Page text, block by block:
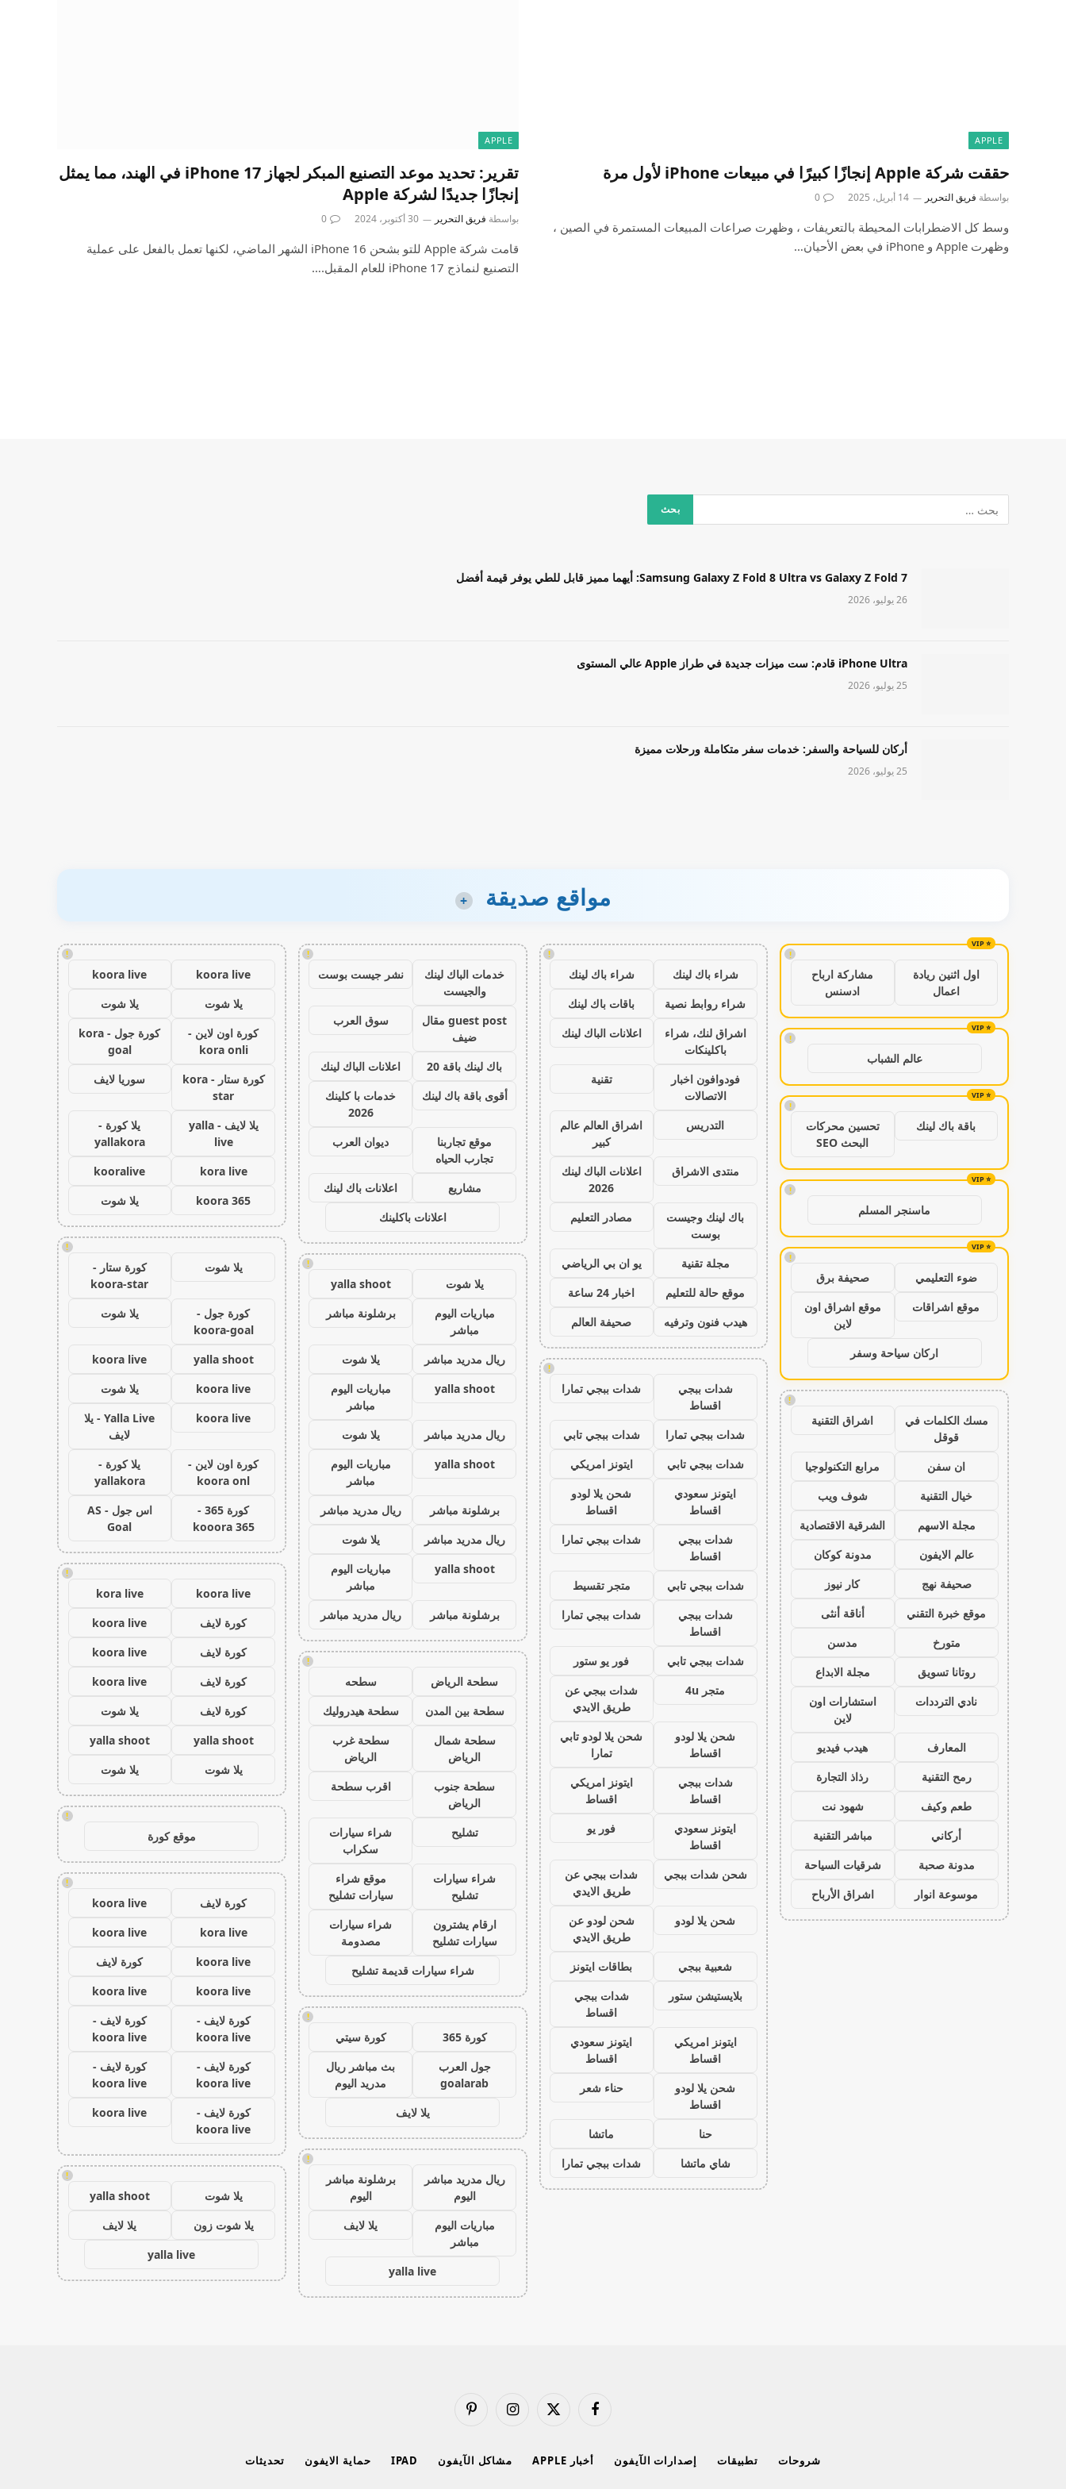
APPLE
حققت شركة Apple إنجازًا كبيرًا في مبيعات iPhone لأول مرة
بواسطة فريق التحرير 14 أبريل، 2025 0
وسط كل الاضطرابات المحيطة بالتعريفات ، وظهرت صراعات المبيعات المستمرة في الصين ،
وظهرت Apple و iPhone في بعض الأحيان…
APPLE
تقرير: تحديد موعد التصنيع المبكر لجهاز iPhone 17 في الهند، مما يمثل
إنجازًا جديدًا لشركة Apple
بواسطة فريق التحرير 30 أكتوبر، 2024 0
قامت شركة Apple للتو بشحن iPhone 16 الشهر الماضي، لكنها تعمل بالفعل على عملية
التصنيع لنماذج iPhone 17 للعام المقبل.…
Samsung Galaxy Z Fold 8 Ultra vs Galaxy Z Fold 7: أيهما مميز قابل للطي يوفر قيمة أفضل
26 يوليو، 2026
iPhone Ultra قادم: ست ميزات جديدة في طراز Apple عالي المستوى
25 يوليو، 2026
أركان للسياحة والسفر: خدمات سفر متكاملة ورحلات مميزة
25 يوليو، 2026
مواقع صديقة +
!
اول اثنين ريادة
اعمال
مشاركة ارباح
ادسنس
!
عالم الشباب
!
باقة باك لينك
تحسين محركات
البحث SEO
!
ماسنجر المسلم
!
ضوء التعليمي
صحيفة برق
موقع اشراقات
موقع اشراق اون
لاين
اركان سياحة وسفر
!
مسك الكلمات في
قوقل
اشراق التقنية
ان سفن
مرابع التكنولوجيا
خيال التقنية
شوف ويب
مجلة الاسهم
الشرقية الاقتصادية
عالم الايفون
مدونة كوكان
صحيفة نهج
كار نيوز
موقع خبرة التقني
أناقة أنثى
متورخ
مدسن
روتانا تسويق
مجلة الابداع
نادي الترددات
استشارات اون
لاين
المعارف
هيدب فيديو
رمح التقنية
رذاذ التجارة
طعم وكيف
شهود نت
أركاني
مباشر التقنية
مدونة صحبة
شرقيات السياحة
موسوعة انوار
اشراق الأرباح
!
شراء باك لينك
شراء باك لينك
شراء روابط نصية
باقات باك لينك
اشراق لنك، شراء
باكلينكات
اعلانات الباك لينك
فودوافون اخبار
الاتصالات
تقنية
التدريس
اشراق العالم عالم
كبير
منتدى الاشراق
اعلانات الباك لينك
2026
باك لينك وجيست
بوست
مصادر التعليم
مجلة تقنية
يو ان بي الرياضي
موقع حالة للتعليم
اخبار 24 ساعة
هيدب فنون وترفيه
صحيفة العالم
!
شدات ببجي
اقساط
شدات ببجي تمارا
شدات ببجي تمارا
شدات ببجي تابي
شدات ببجي تابي
ايتونز امريكي
ايتونز سعودي
اقساط
شحن يلا لودو
اقساط
شدات ببجي
اقساط
شدات ببجي تمارا
شدات ببجي تابي
متجر تقسيط
شدات ببجي
اقساط
شدات ببجي تمارا
شدات ببجي تابي
فور يو ستور
متجر 4u
شدات ببجي عن
طريق الايدي
شحن يلا لودو
اقساط
شحن يلا لودو تابي
تمارا
شدات ببجي
اقساط
ايتونز امريكي
اقساط
ايتونز سعودي
اقساط
فور يو
شحن شدات ببجي
شدات ببجي عن
طريق الايدي
شحن يلا لودو
شحن لودو عن
طريق الايدي
شعبية ببجي
بطاقات ايتونز
بلايستيشن ستور
شدات ببجي
اقساط
ايتونز امريكي
اقساط
ايتونز سعودي
اقساط
شحن يلا لودو
اقساط
حناء شعر
حنا
ماتشا
شاي ماتشا
شدات ببجي تمارا
!
خدمات الباك لينك
والجيست
نشر جيست بوست
guest post مقال
ضيف
سوق العرب
باك لينك باقة 20
اعلانات الباك لينك
أقوى باقة باك لينك
خدمات با كلينك
2026
موقع تجاربنا
تجارب الحياه
ديوان العرب
مشاريع
اعلانات باك لينك
اعلانات باكلينك
!
يلا شوت
yalla shoot
مباريات اليوم
مباشر
برشلونة مباشر
ريال مدريد مباشر
يلا شوت
yalla shoot
مباريات اليوم
مباشر
ريال مدريد مباشر
يلا شوت
yalla shoot
مباريات اليوم
مباشر
برشلونة مباشر
ريال مدريد مباشر
ريال مدريد مباشر
يلا شوت
yalla shoot
مباريات اليوم
مباشر
برشلونة مباشر
ريال مدريد مباشر
!
سطحة الرياض
سطحه
سطحة بين المدن
سطحة هيدروليك
سطحة شمال
الرياض
سطحة غرب
الرياض
سطحة جنوب
الرياض
اقرب سطحة
تشليح
شراء سيارات
سكراب
شراء سيارات
تشليح
موقع شراء
سيارات تشليح
ارقام يشترون
سيارات تشليح
شراء سيارات
مصدومة
شراء سيارات قديمة تشليح
!
كورة 365
كورة سيتي
جول العرب
goalarab
بث مباشر ريال
مدريد اليوم
يلا لايف
!
ريال مدريد مباشر
اليوم
برشلونة مباشر
اليوم
مباريات اليوم
مباشر
يلا لايف
yalla live
!
koora live
koora live
يلا شوت
يلا شوت
كورة اون لاين -
kora onli
كورة جول - kora
goal
كورة ستار - kora
star
سوريا لايف
يلا لايف - yalla
live
يلا كورة -
yallakora
kora live
kooralive
koora 365
يلا شوت
!
يلا شوت
كورة ستار -
koora-star
كورة جول -
koora-goal
يلا شوت
yalla shoot
koora live
koora live
يلا شوت
koora live
Yalla Live - يلا
لايف
كورة اون لاين -
koora onl
يلا كورة -
yallakora
كورة 365 -
kooora 365
اس جول - AS
Goal
!
koora live
kora live
كورة لايف
koora live
كورة لايف
koora live
كورة لايف
koora live
كورة لايف
يلا شوت
yalla shoot
yalla shoot
يلا شوت
يلا شوت
!
موقع كورة
!
كورة لايف
koora live
kora live
koora live
koora live
كورة لايف
koora live
koora live
كورة لايف -
koora live
كورة لايف -
koora live
كورة لايف -
koora live
كورة لايف -
koora live
كورة لايف -
koora live
koora live
!
يلا شوت
yalla shoot
يلا شوت زون
يلا لايف
yalla live
فيسبوك
X
الانستغرامبينتيريست
شروحات تطبيقات إصدارات الآيفون أخبار APPLE مشاكل الآيفون IPAD حماية الايفون تحديثات